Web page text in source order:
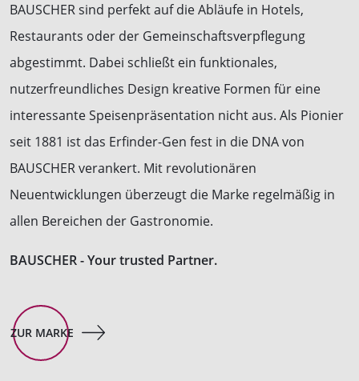
BAUSCHER sind perfekt auf die Abläufe in Hotels,
Restaurants oder der Gemeinschaftsverpflegung
abgestimmt. Dabei schließt ein funktionales,
nutzerfreundliches Design kreative Formen für eine
interessante Speisenpräsentation nicht aus. Als Pionier
seit 1881 ist das Erfinder-Gen fest in die DNA von
BAUSCHER verankert. Mit revolutionären
Neuentwicklungen überzeugt die Marke regelmäßig in
allen Bereichen der Gastronomie.
BAUSCHER - Your trusted Partner.
ZUR MARKE